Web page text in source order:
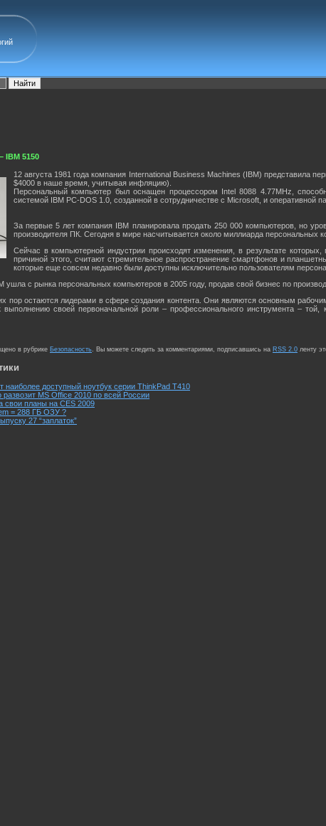
IBM 5150
12 августа 1981 года компания International Business Machines (IBM) представила
$4000 в наше время, учитывая инфляцию).
Персональный компьютер был оснащен процессором Intel 8088 4.77MHz,
системой IBM PC-DOS 1.0, созданной в сотрудничестве с Microsoft, и оперативной
За первые 5 лет компания IBM планировала продать 250 000 компьютеров, но
производителя ПК. Сегодня в мире насчитывается около миллиарда персональных
Сейчас в компьютерной индустрии происходят изменения, в результате
причиной этого, считают стремительное распространение смартфонов и
которые еще совсем недавно были доступны исключительно пользователям
ушла с рынка персональных компьютеров в 2005 году, продав свой бизнес по
пор остаются лидерами в сфере создания контента. Они являются основным
своей первоначальной роли – профессионального инструмента –
в рубрике Безопасность. Вы можете следить за комментариями, подписавшись на RSS 2.0 ленту
наиболее доступный ноутбук серии ThinkPad T410
развозит MS Office 2010 по всей России
свои планы на CES 2009
= 288 ГБ ОЗУ ?
27 “заплаток”